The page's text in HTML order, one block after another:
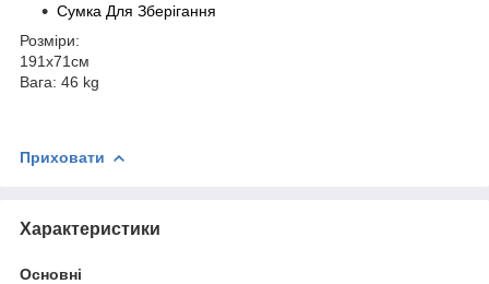
Сумка Для Зберігання
Розміри:
191х71см
Вага: 46 kg
Приховати
Характеристики
Основні